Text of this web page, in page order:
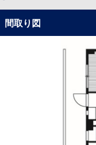
間取り図